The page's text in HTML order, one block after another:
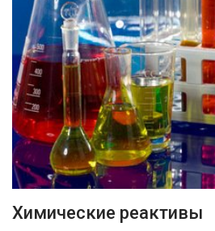
ПОДРОБНЕЕ
Химические реактивы